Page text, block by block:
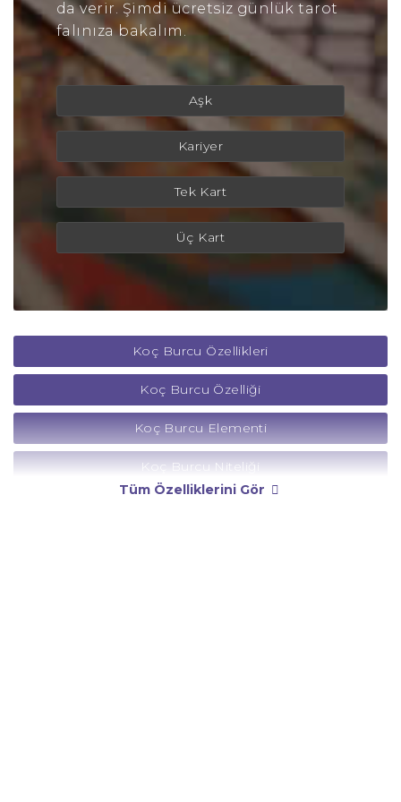
da verir. Şimdi ücretsiz günlük tarot
falınıza bakalım.
Aşk
Kariyer
Tek Kart
Üç Kart
Koç Burcu Özellikleri
Koç Burcu Özelliği
Koç Burcu Elementi
Koç Burcu Niteliği
Tüm Özelliklerini Gör